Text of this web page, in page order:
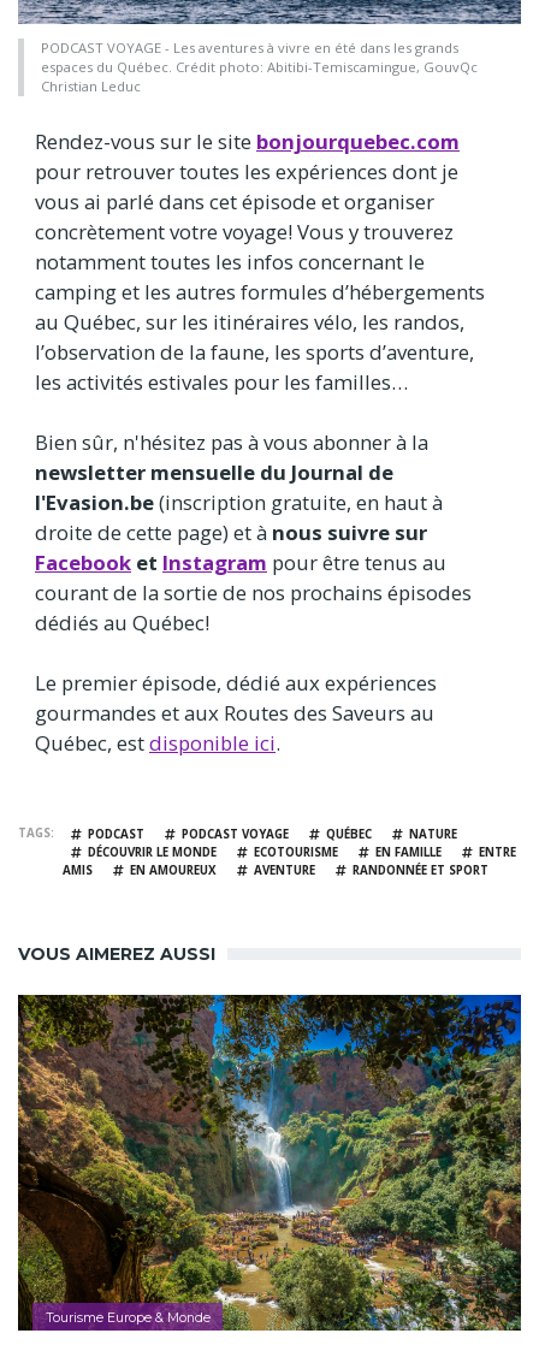
PODCAST VOYAGE - Les aventures à vivre en été dans les grands
espaces du Québec. Crédit photo: Abitibi-Temiscamingue, GouvQc
Christian Leduc
Rendez-vous sur le site bonjourquebec.com
pour retrouver toutes les expériences dont je
vous ai parlé dans cet épisode et organiser
concrètement votre voyage! Vous y trouverez
notamment toutes les infos concernant le
camping et les autres formules d’hébergements
au Québec, sur les itinéraires vélo, les randos,
l’observation de la faune, les sports d’aventure,
les activités estivales pour les familles…
Bien sûr, n'hésitez pas à vous abonner à la
newsletter mensuelle du Journal de
l'Evasion.be(inscription gratuite, en haut à
droite de cette page) et à nous suivre sur
Facebook et Instagram pour être tenus au
courant de la sortie de nos prochains épisodes
dédiés au Québec!
Le premier épisode, dédié aux expériences
gourmandes et aux Routes des Saveurs au
Québec, estdisponible ici.
TAGS PODCAST PODCAST VOYAGE QUÉBEC
NATURE
DÉCOUVRIR LE MONDE
ECOTOURISME EN FAMILLE
ENTRE
AMIS
EN AMOUREUX AVENTURE RANDONNÉE ET SPORT
VOUS AIMEREZ AUSSI
Tourisme Europe & Monde